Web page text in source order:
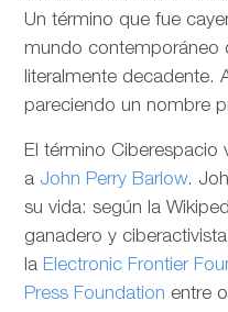
Un término que fue
mundo contemporáneo
literalmente decadente.
pareciendo un nombre
El término Ciberespacio
a John Perry Barlow.
su vida: según la
ganadero y
la Electronic Frontier
Press Foundation entre